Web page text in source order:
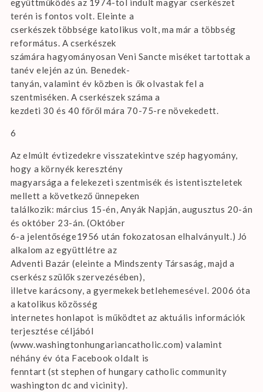
együttműködés az 1974-tõl indult magyar cserkészet
terén is fontos volt. Eleinte a
cserkészek többsége katolikus volt, ma már a többség
református. A cserkészek
számára hagyományosan Veni Sancte miséket tartottak a
tanév elején az ún. Benedek-
tanyán, valamint év közben is ők olvastak fel a
szentmiséken. A cserkészek száma a
kezdeti 30 és 40 főről mára 70-75-re növekedett.
6
Az elmúlt évtizedekre visszatekintve szép hagyomány,
hogy a környék keresztény
magyarsága a felekezeti szentmisék és istentiszteletek
mellett a következő ünnepeken
találkozik: március 15-én, Anyák Napján, augusztus 20-án
és október 23-án. (Október
6-a jelentősége1956 után fokozatosan elhalványult.) Jó
alkalom az együttlétre az
Adventi Bazár (eleinte a Mindszenty Társaság, majd a
cserkész szülők szervezésében),
illetve karácsony, a gyermekek betlehemesével. 2006 óta
a katolikus közösség
internetes honlapot is működtet az aktuális információk
terjesztése céljából
(www.washingtonhungariancatholic.com) valamint
néhány év óta Facebook oldalt is
fenntart (st stephen of hungary catholic community
washington dc and vicinity).